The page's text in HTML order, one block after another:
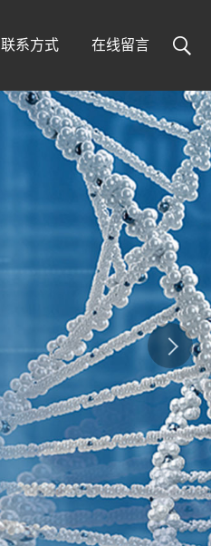
联系方式 在线留言